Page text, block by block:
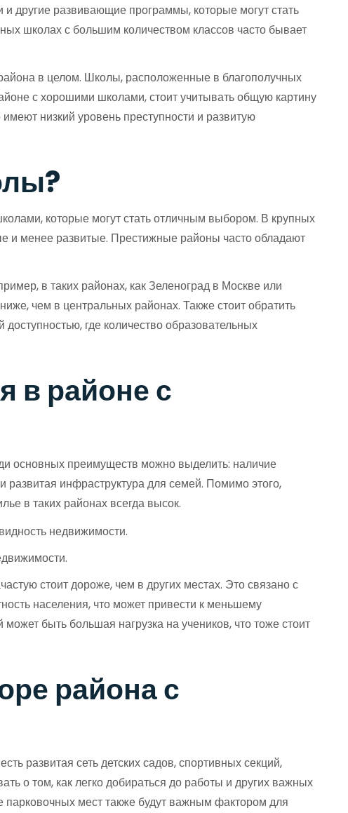
другие развивающие программы, которые могут стать
школах с большим количеством классов часто бывает
в целом. Школы, расположенные в благополучных
с хорошими школами, стоит учитывать общую картину
низкий уровень преступности и развитую
которые могут стать отличным выбором. В крупных
и менее развитые. Престижные районы часто обладают
в таких районах, как Зеленоград в Москве или
чем в центральных районах. Также стоит обратить
где количество образовательных
в районе с
основных преимуществ можно выделить: наличие
развитая инфраструктура для семей. Помимо этого,
в таких районах всегда высок.
недвижимости.
стоит дороже, чем в других местах. Это связано с
населения, что может привести к меньшему
быть большая нагрузка на учеников, что тоже стоит
района с
развитая сеть детских садов, спортивных секций,
о том, как легко добираться до работы и других важных
парковочных мест также будут важным фактором для